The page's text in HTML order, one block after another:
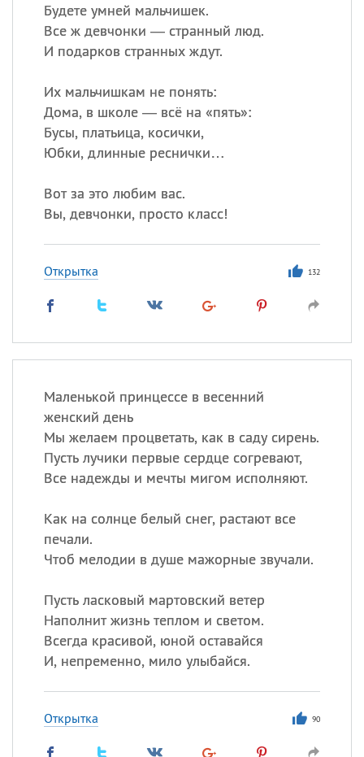
Будете умней мальчишек.
Все ж девчонки — странный люд.
И подарков странных ждут.
Их мальчишкам не понять:
Дома, в школе — всё на «пять»:
Бусы, платьица, косички,
Юбки, длинные реснички…
Вот за это любим вас.
Вы, девчонки, просто класс!
Открытка 132
Маленькой принцессе в весенний
женский день
Мы желаем процветать, как в саду сирень.
Пусть лучики первые сердце согревают,
Все надежды и мечты мигом исполняют.
Как на солнце белый снег, растают все
печали.
Чтоб мелодии в душе мажорные звучали.
Пусть ласковый мартовский ветер
Наполнит жизнь теплом и светом.
Всегда красивой, юной оставайся
И, непременно, мило улыбайся.
Открытка 90